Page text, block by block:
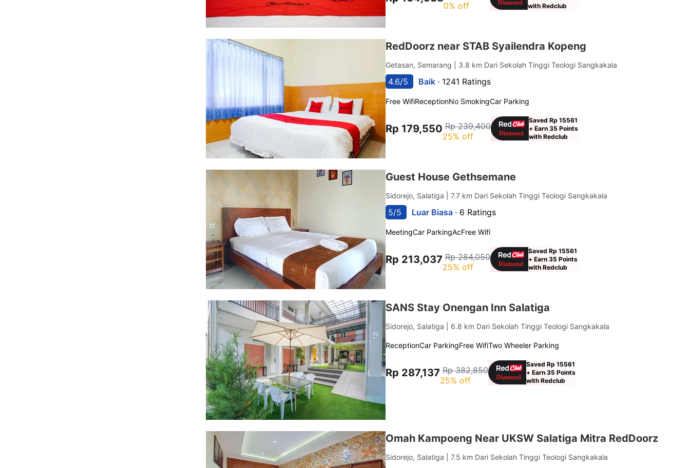
0% off
with Redclub
RedDoorz near STAB Syailendra Kopeng
Getasan, Semarang | 3.8 km Dari Sekolah Tinggi Teologi Sangkakala
4.6/5 Baik · 1241 Ratings
Free WifiReceptionNo SmokingCar Parking
Rp 179,550 Rp 239,400
25% off
Saved Rp 15561
+ Earn 35 Points
with Redclub
Guest House Gethsemane
Sidorejo, Salatiga | 7.7 km Dari Sekolah Tinggi Teologi Sangkakala
5/5 Luar Biasa · 6 Ratings
MeetingCar ParkingAcFree Wifi
Rp 213,037 Rp 284,050
25% off
Saved Rp 15561
+ Earn 35 Points
with Redclub
SANS Stay Onengan Inn Salatiga
Sidorejo, Salatiga | 6.8 km Dari Sekolah Tinggi Teologi Sangkakala
ReceptionCar ParkingFree WifiTwo Wheeler Parking
Rp 287,137 Rp 382,850
25% off
Saved Rp 15561
+ Earn 35 Points
with Redclub
Omah Kampoeng Near UKSW Salatiga Mitra RedDoorz
Sidorejo, Salatiga | 7.5 km Dari Sekolah Tinggi Teologi Sangkakala